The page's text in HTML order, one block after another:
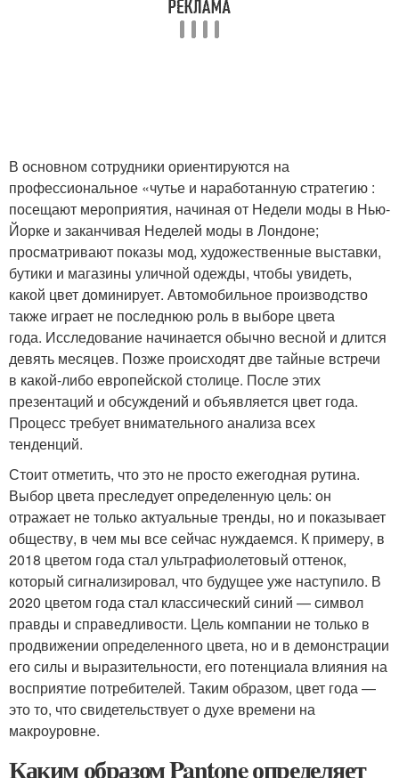
В основном сотрудники ориентируются на
профессиональное «чутье и наработанную стратегию :
посещают мероприятия, начиная от Недели моды в Нью-
Йорке и заканчивая Неделей моды в Лондоне;
просматривают показы мод, художественные выставки,
бутики и магазины уличной одежды, чтобы увидеть,
какой цвет доминирует. Автомобильное производство
также играет не последнюю роль в выборе цвета
года. Исследование начинается обычно весной и длится
девять месяцев. Позже происходят две тайные встречи
в какой-либо европейской столице. После этих
презентаций и обсуждений и объявляется цвет года.
Процесс требует внимательного анализа всех
тенденций.
Стоит отметить, что это не просто ежегодная рутина.
Выбор цвета преследует определенную цель: он
отражает не только актуальные тренды, но и показывает
обществу, в чем мы все сейчас нуждаемся. К примеру, в
2018 цветом года стал ультрафиолетовый оттенок,
который сигнализировал, что будущее уже наступило. В
2020 цветом года стал классический синий — символ
правды и справедливости. Цель компании не только в
продвижении определенного цвета, но и в демонстрации
его силы и выразительности, его потенциала влияния на
восприятие потребителей. Таким образом, цвет года —
это то, что свидетельствует о духе времени на
макроуровне.
Каким образом Pantone определяет